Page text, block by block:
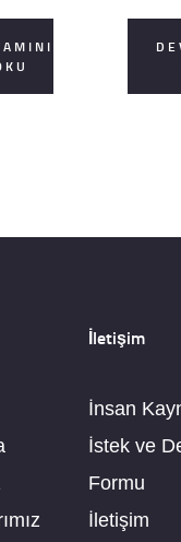
İletişim
İnsan
İstek ve
Formu
İletişim